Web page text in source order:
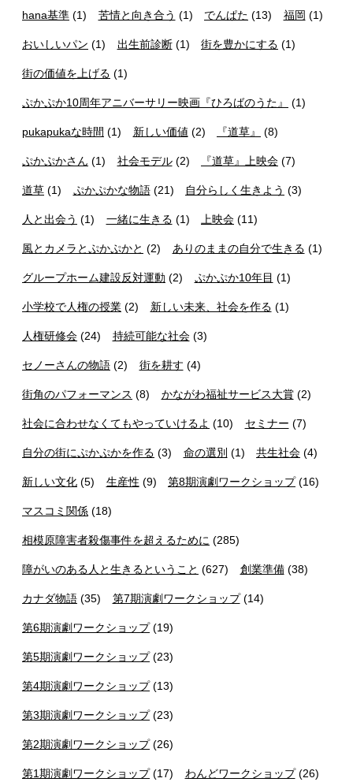
hana基準 (1) 苦情と向き合う (1) でんぱた (13) 福岡 (1)
おいしいパン (1) 出生前診断(1) 街を豊かにする (1)
街の価値を上げる (1)
ぷかぷか10周年アニバーサリー映画『ひろばのうた』 (1)
pukapukaな時間 (1) 新しい価値 (2) 『道草』 (8)
ぷかぷかさん (1) 社会モデル(2) 『道草』上映会 (7)
道草 (1) ぷかぷかな物語(21) 自分らしく生きよう (3)
人と出会う (1) 一緒に生きる (1) 上映会 (11)
風とカメラとぷかぷかと (2) ありのままの自分で生きる (1)
グループホーム建設反対運動 (2) ぷかぷか10年目 (1)
小学校で人権の授業 (2) 新しい未来、社会を作る (1)
人権研修会 (24) 持続可能な社会(3)
セノーさんの物語 (2) 街を耕す (4)
街角のパフォーマンス (8) かながわ福祉サービス大賞(2)
社会に合わせなくてもやっていけるよ (10) セミナー (7)
自分の街にぷかぷかを作る (3) 命の選別 (1) 共生社会 (4)
新しい文化 (5) 生産性 (9) 第8期演劇ワークショップ(16)
マスコミ関係 (18)
相模原障害者殺傷事件を超えるために (285)
障がいのある人と生きるということ (627) 創業準備(38)
カナダ物語 (35) 第7期演劇ワークショップ(14)
第6期演劇ワークショップ(19)
第5期演劇ワークショップ(23)
第4期演劇ワークショップ(13)
第3期演劇ワークショップ(23)
第2期演劇ワークショップ(26)
第1期演劇ワークショップ(17) わんどワークショップ(26)